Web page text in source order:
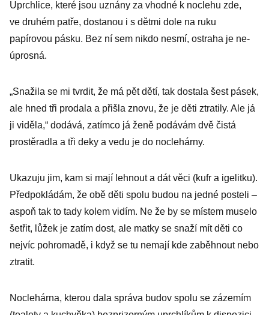
Uprchlice, které jsou uznány za vhodné k noclehu zde,
ve druhém patře, dostanou i s dětmi dole na ruku
papírovou pásku. Bez ní sem nikdo nesmí, ostraha je ne­
úprosná.
„Snažila se mi tvrdit, že má pět dětí, tak dostala šest pásek,
ale hned tři prodala a přišla znovu, že je děti ztratily. Ale já
ji viděla,“ dodává, zatímco já ženě podávám dvě čistá
prostěradla a tři deky a vedu je do noclehárny.
Ukazuju jim, kam si mají lehnout a dát věci (kufr a igelitku).
Předpokládám, že obě děti spolu budou na jedné posteli –
aspoň tak to tady kolem vidím. Ne že by se místem muselo
šetřit, lůžek je zatím dost, ale matky se snaží mít děti co
nejvíc pohromadě, i když se tu nemají kde zaběhnout nebo
ztratit.
Noclehárna, kterou dala správa budov spolu se zázemím